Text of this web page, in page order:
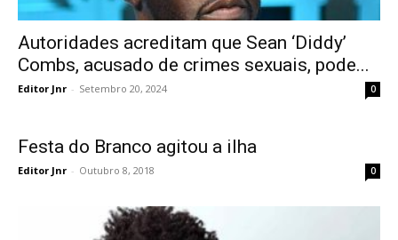
Autoridades acreditam que Sean ‘Diddy’
Combs, acusado de crimes sexuais, pode...
Editor Jnr - Setembro 20, 2024 0
Festa do Branco agitou a ilha
Editor Jnr - Outubro 8, 2018 0